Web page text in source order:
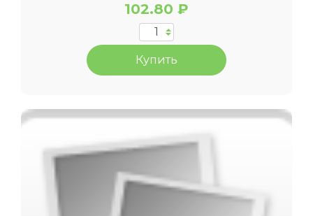
102.80 ₽
Купить